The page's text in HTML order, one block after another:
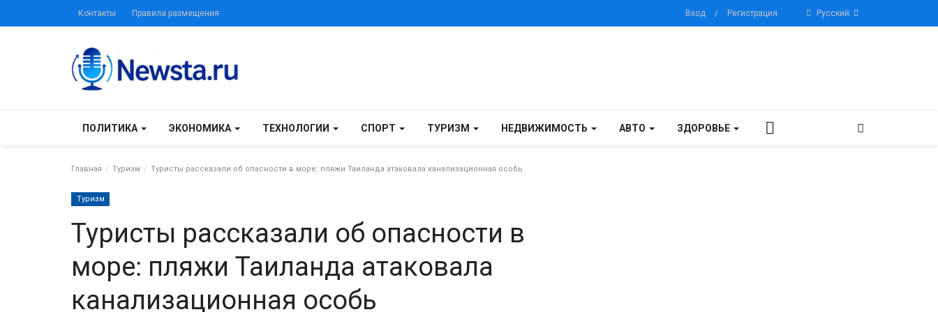
Контакты Правила размещения Вход / Регистрация Русский
ПОЛИТИКА ЭКОНОМИКА ТЕХНОЛОГИИ СПОРТ ТУРИЗМ НЕДВИЖИМОСТЬ АВТО ЗДОРОВЬЕ
Главная Туризм Туристы рассказали об опасности в море: пляжи Таиланда атаковала канализационная особь
Туризм
Туристы рассказали об опасности в
море: пляжи Таиланда атаковала
канализационная особь